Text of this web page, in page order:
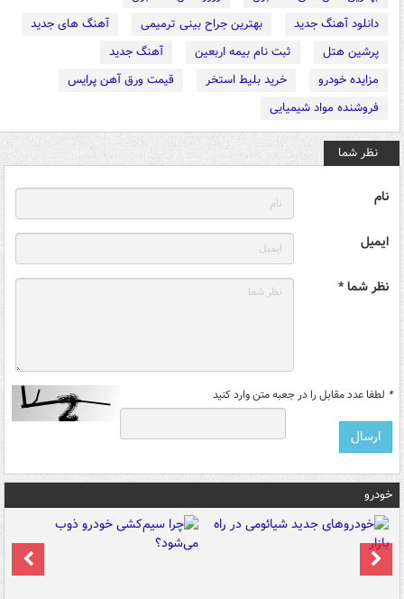
دانلود آهنگ جدید
بهترین جراح بینی ترمیمی
آهنگ های جدید
پرشین هتل
ثبت نام بیمه اربعین
آهنگ جدید
مزایده خودرو
خرید بلیط استخر
قیمت ورق آهن پرایس
فروشنده مواد شیمیایی
نظر شما
نام
ایمیل
نظر شما *
* لطفا عدد مقابل را در جعبه متن وارد کنید
خودرو